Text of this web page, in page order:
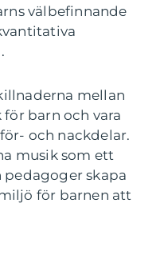
välbefinnande
mellan
barn och vara
och nackdelar.
musik som ett
skapa
för barnen att